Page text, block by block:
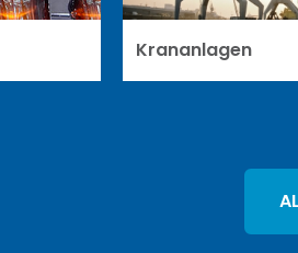
Krananlagen